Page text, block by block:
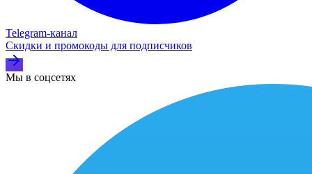
Telegram‑канал
Скидки и промокоды для подписчиков
Мы в соцсетях